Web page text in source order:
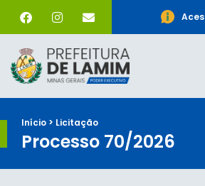
Início > Licitação
Processo 70/2026